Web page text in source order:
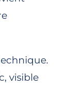
visible